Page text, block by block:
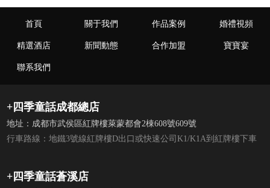
首頁 關于我們 作品案例 婚禮視頻
精選酒店 新聞動態 合作加盟 寶寶宴
聯系我們
+四季童話成都總店
地址：成都市武侯區紅牌樓萊蒙都會2棟608號609號
行車路線：地鐵3號線紅牌樓D出口或快速公司K1/K1A到紅牌樓下車
+四季童話蒼溪店